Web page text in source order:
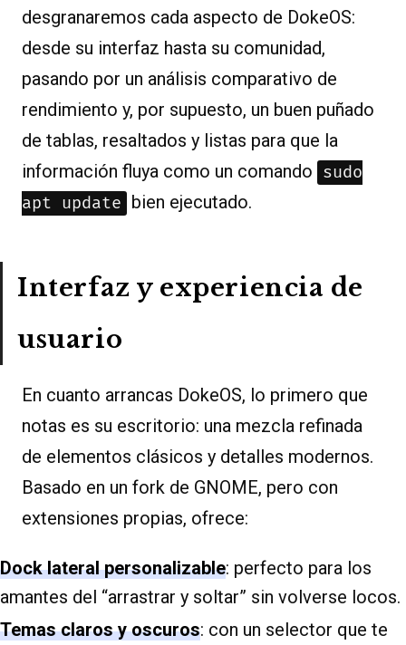
desgranaremos cada aspecto de DokeOS:
desde su interfaz hasta su comunidad,
pasando por un análisis comparativo de
rendimiento y, por supuesto, un buen puñado
de tablas, resaltados y listas para que la
información fluya como un comando sudo
apt update bien ejecutado.
Interfaz y experiencia de
usuario
En cuanto arrancas DokeOS, lo primero que
notas es su escritorio: una mezcla refinada
de elementos clásicos y detalles modernos.
Basado en un fork de GNOME, pero con
extensiones propias, ofrece:
Dock lateral personalizable: perfecto para los
amantes del “arrastrar y soltar” sin volverse locos.
Temas claros y oscuros: con un selector que te